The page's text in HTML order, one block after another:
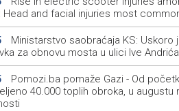
Head and facial injuries most
Ministarstvo saobraćaja KS: Uskoro
za obnovu mosta u ulici Ive Andrića
Pomozi.ba pomaže Gazi - Od
40.000 toplih obroka, u augustu